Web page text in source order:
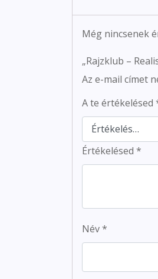
Még nincsenek
„Rajzklub –
Az e-mail címet
A te értékelésed
Értékelésed *
Név*